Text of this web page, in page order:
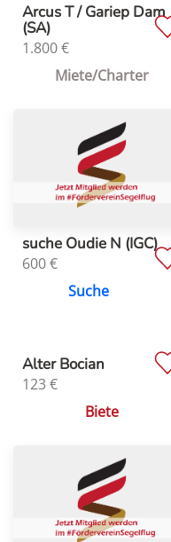
Arcus T / Gariep Dam
(SA)
1.800€
Miete/Charter
suche Oudie N (IGC)
600€
Suche
Alter Bocian
123 €
Biete